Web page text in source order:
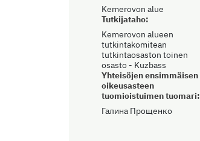
Kemerovon alue
Tutkijataho:
Kemerovon alueen
tutkintakomitean
tutkintaosaston toinen
osasto - Kuzbass
Yhteisöjen ensimmäisen
oikeusasteen
tuomioistuimen tuomari:
Галина Прощенко